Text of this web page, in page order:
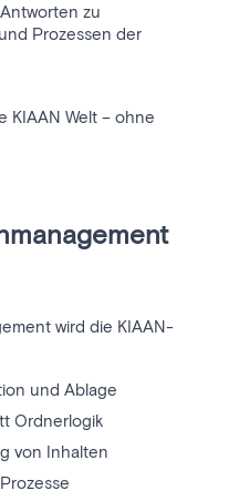
zu
Prozessen der
KIAAN Welt – ohne
wird die KIAAN-
und Ablage
Ordnerlogik
von Inhalten